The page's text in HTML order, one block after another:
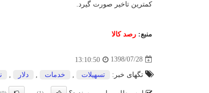
كمترین تاخیر صورت گیرد.
منبع: رصد كالا
1398/07/28
13:10:50
تگهای خبر: تسهیلات خدمات دلار